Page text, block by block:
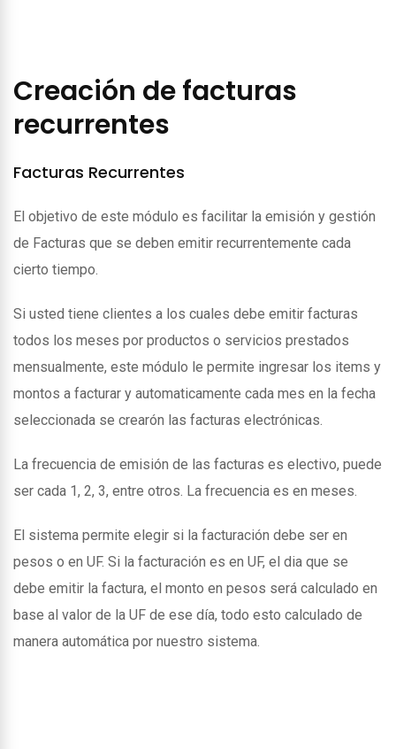
Creación de facturas
recurrentes
Facturas Recurrentes
El objetivo de este módulo es facilitar la emisión y gestión
de Facturas que se deben emitir recurrentemente cada
cierto tiempo.
Si usted tiene clientes a los cuales debe emitir facturas
todos los meses por productos o servicios prestados
mensualmente, este módulo le permite ingresar los items y
montos a facturar y automaticamente cada mes en la fecha
seleccionada se crearón las facturas electrónicas.
La frecuencia de emisión de las facturas es electivo, puede
ser cada 1, 2, 3, entre otros. La frecuencia es en meses.
El sistema permite elegir si la facturación debe ser en
pesos o en UF. Si la facturación es en UF, el dia que se
debe emitir la factura, el monto en pesos será calculado en
base al valor de la UF de ese día, todo esto calculado de
manera automática por nuestro sistema.